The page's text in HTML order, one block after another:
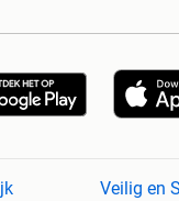
Veilig en